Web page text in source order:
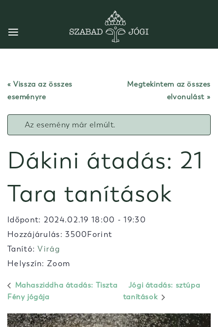
content
« Vissza az összes
eseményre
Megtekintem az összes
elvonulást
Az esemény már elmúlt.
Dákini átadás: 21
Tara tanítások
Időpont: 2024.02.19 18:00 -19:30
Hozzájárulás: 3500Forint
Tanító:Virág
Helyszín: Zoom
Mahasziddha átadás: Tiszta
Fény jógája
Jógi átadás: sztúpa
tanítások